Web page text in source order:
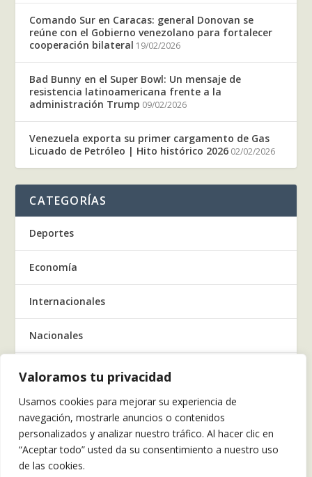
Valoramos tu privacidad
Usamos cookies para mejorar su experiencia de
navegación, mostrarle anuncios o contenidos
personalizados y analizar nuestro tráfico. Al hacer clic en
“Aceptar todo” usted da su consentimiento a nuestro uso
de las cookies.
Comando Sur en Caracas: general Donovan se
reúne con el Gobierno venezolano para fortalecer
cooperación bilateral 19/02/2026
Bad Bunny en el Super Bowl: Un mensaje de
resistencia latinoamericana frente a la
administración Trump 09/02/2026
Venezuela exporta su primer cargamento de Gas
Licuado de Petróleo | Hito histórico 2026 02/02/2026
CATEGORÍAS
Deportes
Economía
Internacionales
Nacionales
Regionales
Salud
Tecnología
Tendencia